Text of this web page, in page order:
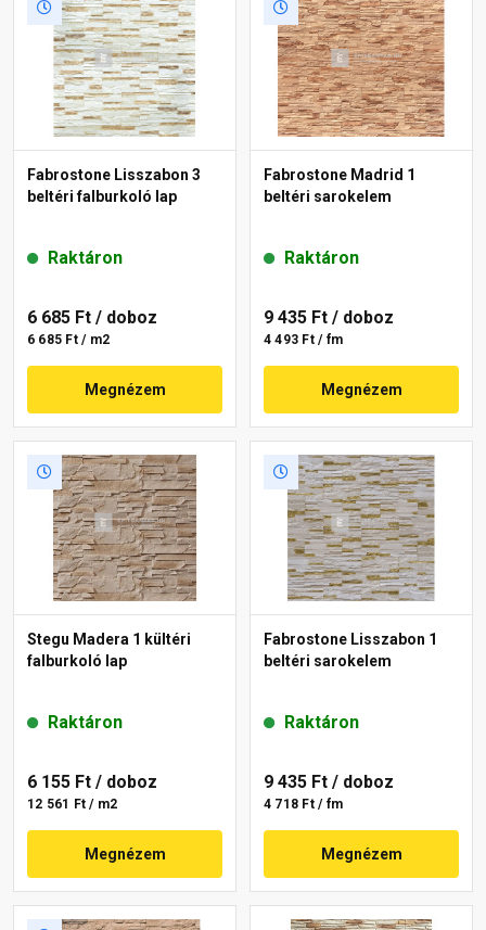
Fabrostone Lisszabon 3
beltéri falburkoló lap
Raktáron
6 685 Ft / doboz
6 685 Ft / m2
Megnézem
Fabrostone Madrid 1
beltéri sarokelem
Raktáron
9 435 Ft / doboz
4 493 Ft / fm
Megnézem
Stegu Madera 1 kültéri
falburkoló lap
Raktáron
6 155 Ft / doboz
12 561 Ft / m2
Megnézem
Fabrostone Lisszabon 1
beltéri sarokelem
Raktáron
9 435 Ft / doboz
4 718 Ft / fm
Megnézem